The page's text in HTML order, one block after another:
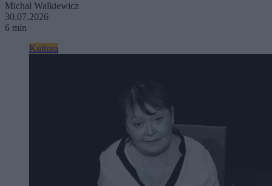
Michał Walkiewicz
30.07.2026
6 min
Kultura